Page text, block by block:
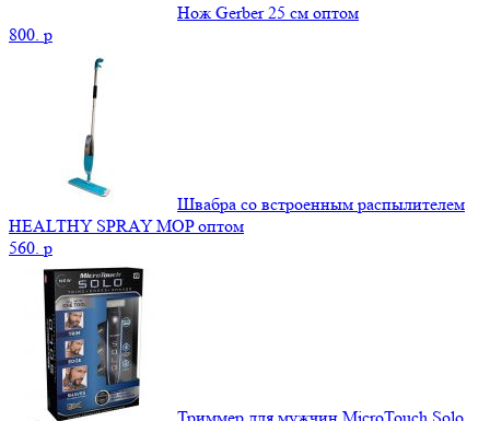
Нож Gerber 25 см оптом
800. p
Швабра со встроенным распылителем
HEALTHY SPRAY MOP оптом
560. p
Триммер для мужчин MicroTouch Solo